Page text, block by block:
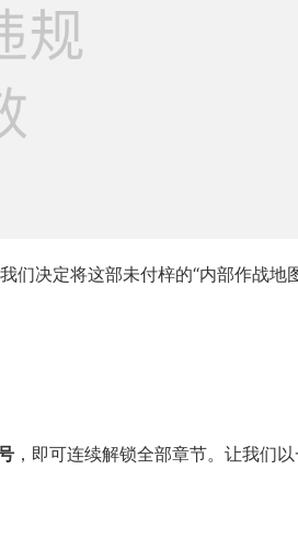
们决定将这部未付梓的“内部作战地
，即可连续解锁全部章节。让我们